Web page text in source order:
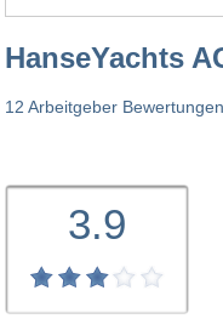
HanseYachts
12 Arbeitgeber
3.9